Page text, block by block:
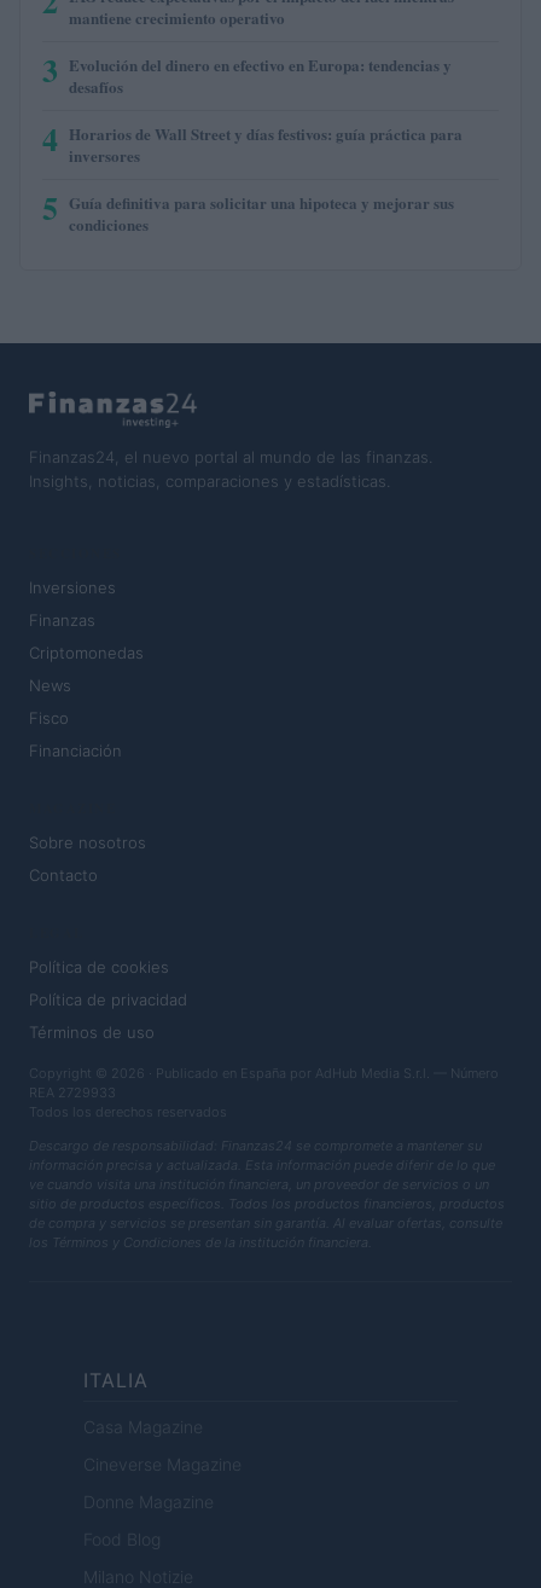
mantiene crecimiento operativo
3 Evolución del dinero en efectivo en Europa: tendencias y
desafíos
4 Horarios de Wall Street y días festivos: guía práctica para
inversores
5 Guía definitiva para solicitar una hipoteca y mejorar sus
condiciones
Finanzas24, el nuevo portal al mundo de las finanzas.
Insights, noticias, comparaciones y estadísticas.
Inversiones
Finanzas
Criptomonedas
News
Fisco
Financiación
Sobre nosotros
Contacto
Política de cookies
Política de privacidad
Términos de uso
Copyright © 2026 · Publicado en España por AdHub Media S.r.l. — Número
REA 2729933
Todos los derechos reservados
Descargo de responsabilidad: Finanzas24 se compromete a mantener su
información precisa y actualizada. Esta información puede diferir de lo que
ve cuando visita una institución financiera, un proveedor de servicios o un
sitio de productos específicos. Todos los productos financieros, productos
de compra y servicios se presentan sin garantía. Al evaluar ofertas, consulte
los Términos y Condiciones de la institución financiera.
ITALIA
Casa Magazine
Cineverse Magazine
Donne Magazine
Food Blog
Milano Notizie